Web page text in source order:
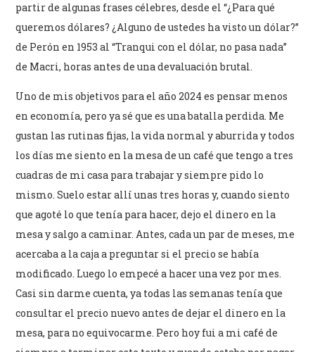
partir de algunas frases célebres, desde el “¿Para qué
queremos dólares? ¿Alguno de ustedes ha visto un dólar?”
de Perón en 1953 al “Tranqui con el dólar, no pasa nada”
de Macri, horas antes de una devaluación brutal.
Uno de mis objetivos para el año 2024 es pensar menos
en economía, pero ya sé que es una batalla perdida. Me
gustan las rutinas fijas, la vida normal y aburrida y todos
los días me siento en la mesa de un café que tengo a tres
cuadras de mi casa para trabajar y siempre pido lo
mismo. Suelo estar allí unas tres horas y, cuando siento
que agoté lo que tenía para hacer, dejo el dinero en la
mesa y salgo a caminar. Antes, cada un par de meses, me
acercaba a la caja a preguntar si el precio se había
modificado. Luego lo empecé a hacer una vez por mes.
Casi sin darme cuenta, ya todas las semanas tenía que
consultar el precio nuevo antes de dejar el dinero en la
mesa, para no equivocarme. Pero hoy fui a mi café de